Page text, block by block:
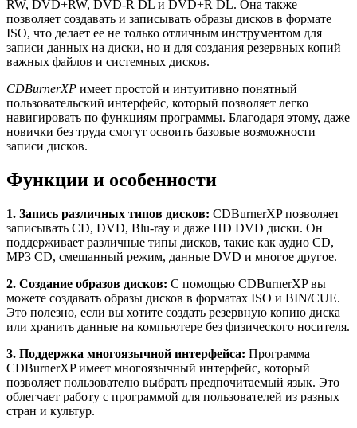
RW, DVD+RW, DVD-R DL и DVD+R DL. Она также
позволяет создавать и записывать образы дисков в формате
ISO, что делает ее не только отличным инструментом для
записи данных на диски, но и для создания резервных копий
важных файлов и системных дисков.
CDBurnerXP имеет простой и интуитивно понятный
пользовательский интерфейс, который позволяет легко
навигировать по функциям программы. Благодаря этому, даже
новички без труда смогут освоить базовые возможности
записи дисков.
Функции и особенности
1. Запись различных типов дисков: CDBurnerXP позволяет
записывать CD, DVD, Blu-ray и даже HD DVD диски. Он
поддерживает различные типы дисков, такие как аудио CD,
MP3 CD, смешанный режим, данные DVD и многое другое.
2. Создание образов дисков: С помощью CDBurnerXP вы
можете создавать образы дисков в форматах ISO и BIN/CUE.
Это полезно, если вы хотите создать резервную копию диска
или хранить данные на компьютере без физического носителя.
3. Поддержка многоязычной интерфейса: Программа
CDBurnerXP имеет многоязычный интерфейс, который
позволяет пользователю выбрать предпочитаемый язык. Это
облегчает работу с программой для пользователей из разных
стран и культур.